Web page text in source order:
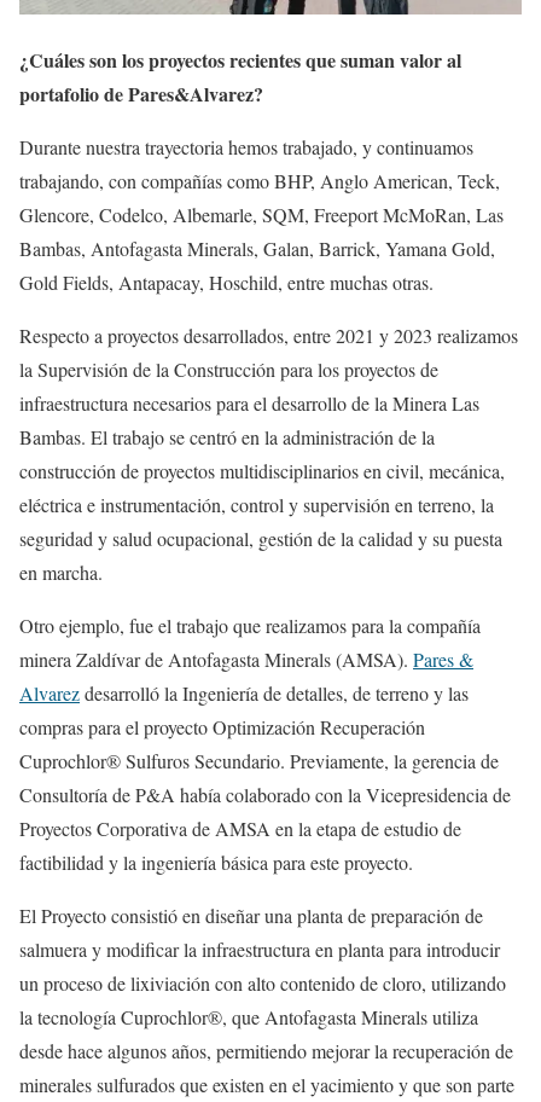
¿Cuáles son los proyectos recientes que suman valor al
portafolio de Pares&Alvarez?
Durante nuestra trayectoria hemos trabajado, y continuamos
trabajando, con compañías como BHP, Anglo American, Teck,
Glencore, Codelco, Albemarle, SQM, Freeport McMoRan, Las
Bambas, Antofagasta Minerals, Galan, Barrick, Yamana Gold,
Gold Fields, Antapacay, Hoschild, entre muchas otras.
Respecto a proyectos desarrollados, entre 2021 y 2023 realizamos
la Supervisión de la Construcción para los proyectos de
infraestructura necesarios para el desarrollo de la Minera Las
Bambas. El trabajo se centró en la administración de la
construcción de proyectos multidisciplinarios en civil, mecánica,
eléctrica e instrumentación, control y supervisión en terreno, la
seguridad y salud ocupacional, gestión de la calidad y su puesta
en marcha.
Otro ejemplo, fue el trabajo que realizamos para la compañía
minera Zaldívar de Antofagasta Minerals (AMSA). Pares &
Alvarezdesarrolló la Ingeniería de detalles, de terreno y las
compras para el proyecto Optimización Recuperación
Cuprochlor® Sulfuros Secundario. Previamente, la gerencia de
Consultoría de P&A había colaborado con la Vicepresidencia de
Proyectos Corporativa de AMSA en la etapa de estudio de
factibilidad y la ingeniería básica para este proyecto.
El Proyecto consistió en diseñar una planta de preparación de
salmuera y modificar la infraestructura en planta para introducir
un proceso de lixiviación con alto contenido de cloro, utilizando
la tecnología Cuprochlor®, que Antofagasta Minerals utiliza
desde hace algunos años, permitiendo mejorar la recuperación de
minerales sulfurados que existen en el yacimiento y que son parte